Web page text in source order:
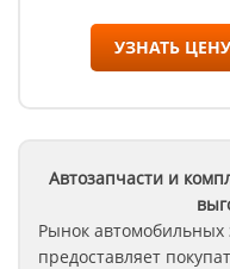
УЗНАТЬ
Автозапчасти и
Рынок
предоставляет